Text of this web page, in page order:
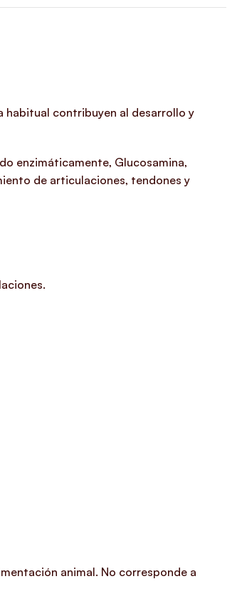
habitual contribuyen al desarrollo y
enzimáticamente, Glucosamina,
de articulaciones, tendones y
animal. No corresponde a